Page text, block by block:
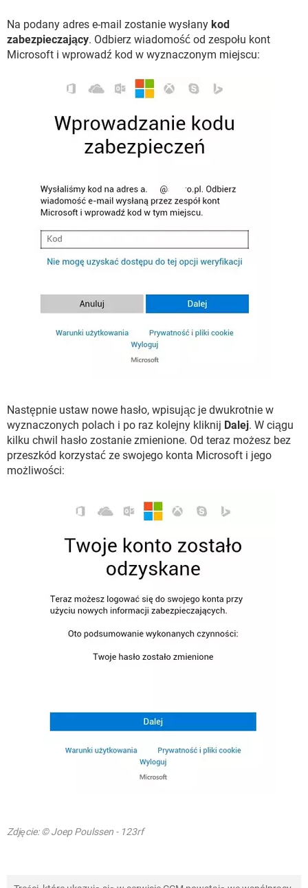
Na podany adres e-mail zostanie wysłany kod
zabezpieczający. Odbierz wiadomość od zespołu kont
Microsoft i wprowadź kod w wyznaczonym miejscu:
Następnie ustaw nowe hasło, wpisując je dwukrotnie w
wyznaczonych polach i po raz kolejny kliknij Dalej. W ciągu
kilku chwil hasło zostanie zmienione. Od teraz możesz bez
przeszkód korzystać ze swojego konta Microsoft i jego
możliwości:
Zdjęcie: © Joep Poulssen - 123rf